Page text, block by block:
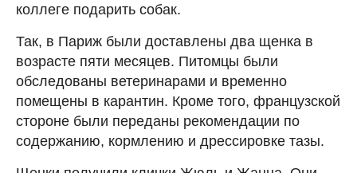
коллеге подарить собак.
Так, в Париж были доставлены два щенка в
возрасте пяти месяцев. Питомцы были
обследованы ветеринарами и временно
помещены в карантин. Кроме того, французской
стороне были переданы рекомендации по
содержанию, кормлению и дрессировке тазы.